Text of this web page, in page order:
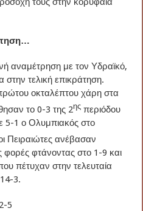
αναμέτρηση με τον Υδραϊκό,
τελική επικράτηση.
οκταλέπτου χάρη στα
το 0-3 της 2ης περιόδου
5-1 ο Ολυμπιακός στο
Πειραιώτες ανέβασαν
φτάνοντας στο 1-9 και
πέτυχαν στην τελευταία
3.
5